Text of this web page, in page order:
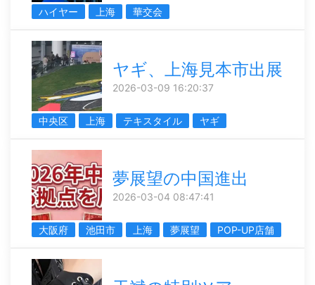
ハイヤー 上海 華交会
ヤギ、上海見本市出展
2026-03-09 16:20:37
中央区 上海 テキスタイル ヤギ
夢展望の中国進出
2026-03-04 08:47:41
大阪府 池田市 上海 夢展望 POP-UP店舗